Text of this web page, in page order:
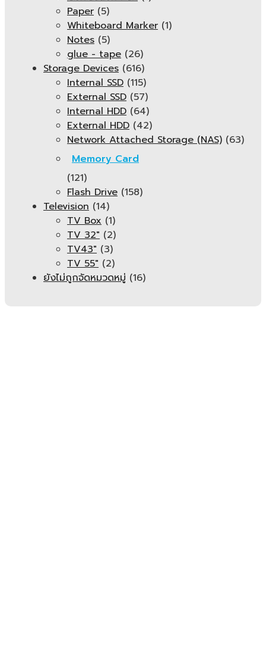
Paper (5)
Whiteboard Marker (1)
Notes (5)
glue - tape (26)
Storage Devices (616)
Internal SSD (115)
External SSD (57)
Internal HDD (64)
External HDD (42)
Network Attached Storage (NAS) (63)
Memory Card
(121)
Flash Drive (158)
Television (14)
TV Box (1)
TV 32" (2)
TV43" (3)
TV 55" (2)
ยังไม่ถูกจัดหมวดหมู่ (16)